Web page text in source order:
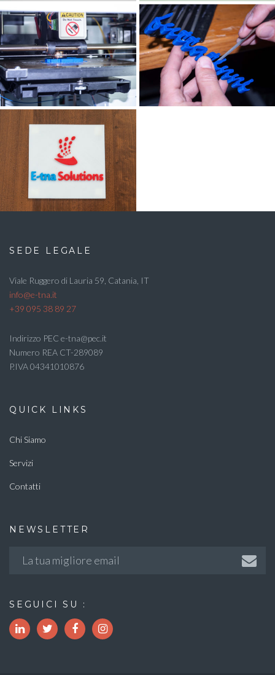
SEDE LEGALE
Viale Ruggero di Lauria 59, Catania, IT
info@e-tna.it
+39 095 38 89 27
Indirizzo PEC e-tna@pec.it
Numero REA CT-289089
P.IVA 04341010876
QUICK LINKS
Chi Siamo
Servizi
Contatti
NEWSLETTER
SEGUICI SU :